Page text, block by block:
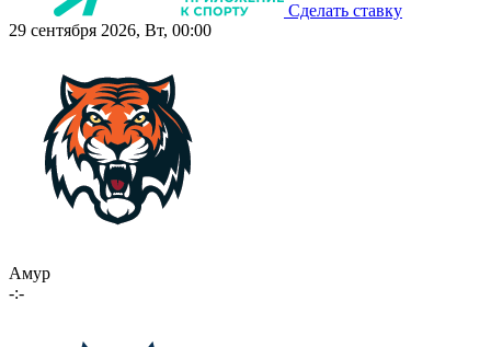
Сделать ставку
29 сентября 2026, Вт, 00:00
Амур
-:-